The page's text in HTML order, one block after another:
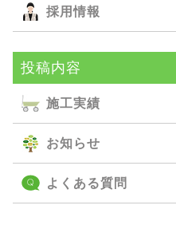
採用情報
投稿内容
施⼯実績
お知らせ
よくある質問